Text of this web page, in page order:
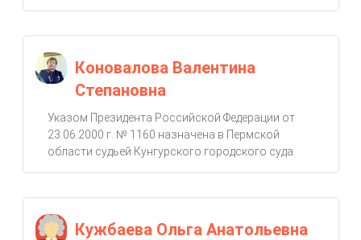
Коновалова Валентина
Степановна
Указом Президента Российской Федерации от
23.06.2000 г. № 1160 назначена в Пермской
области судьей Кунгурского городского суда.
Кужбаева Ольга Анатольевна